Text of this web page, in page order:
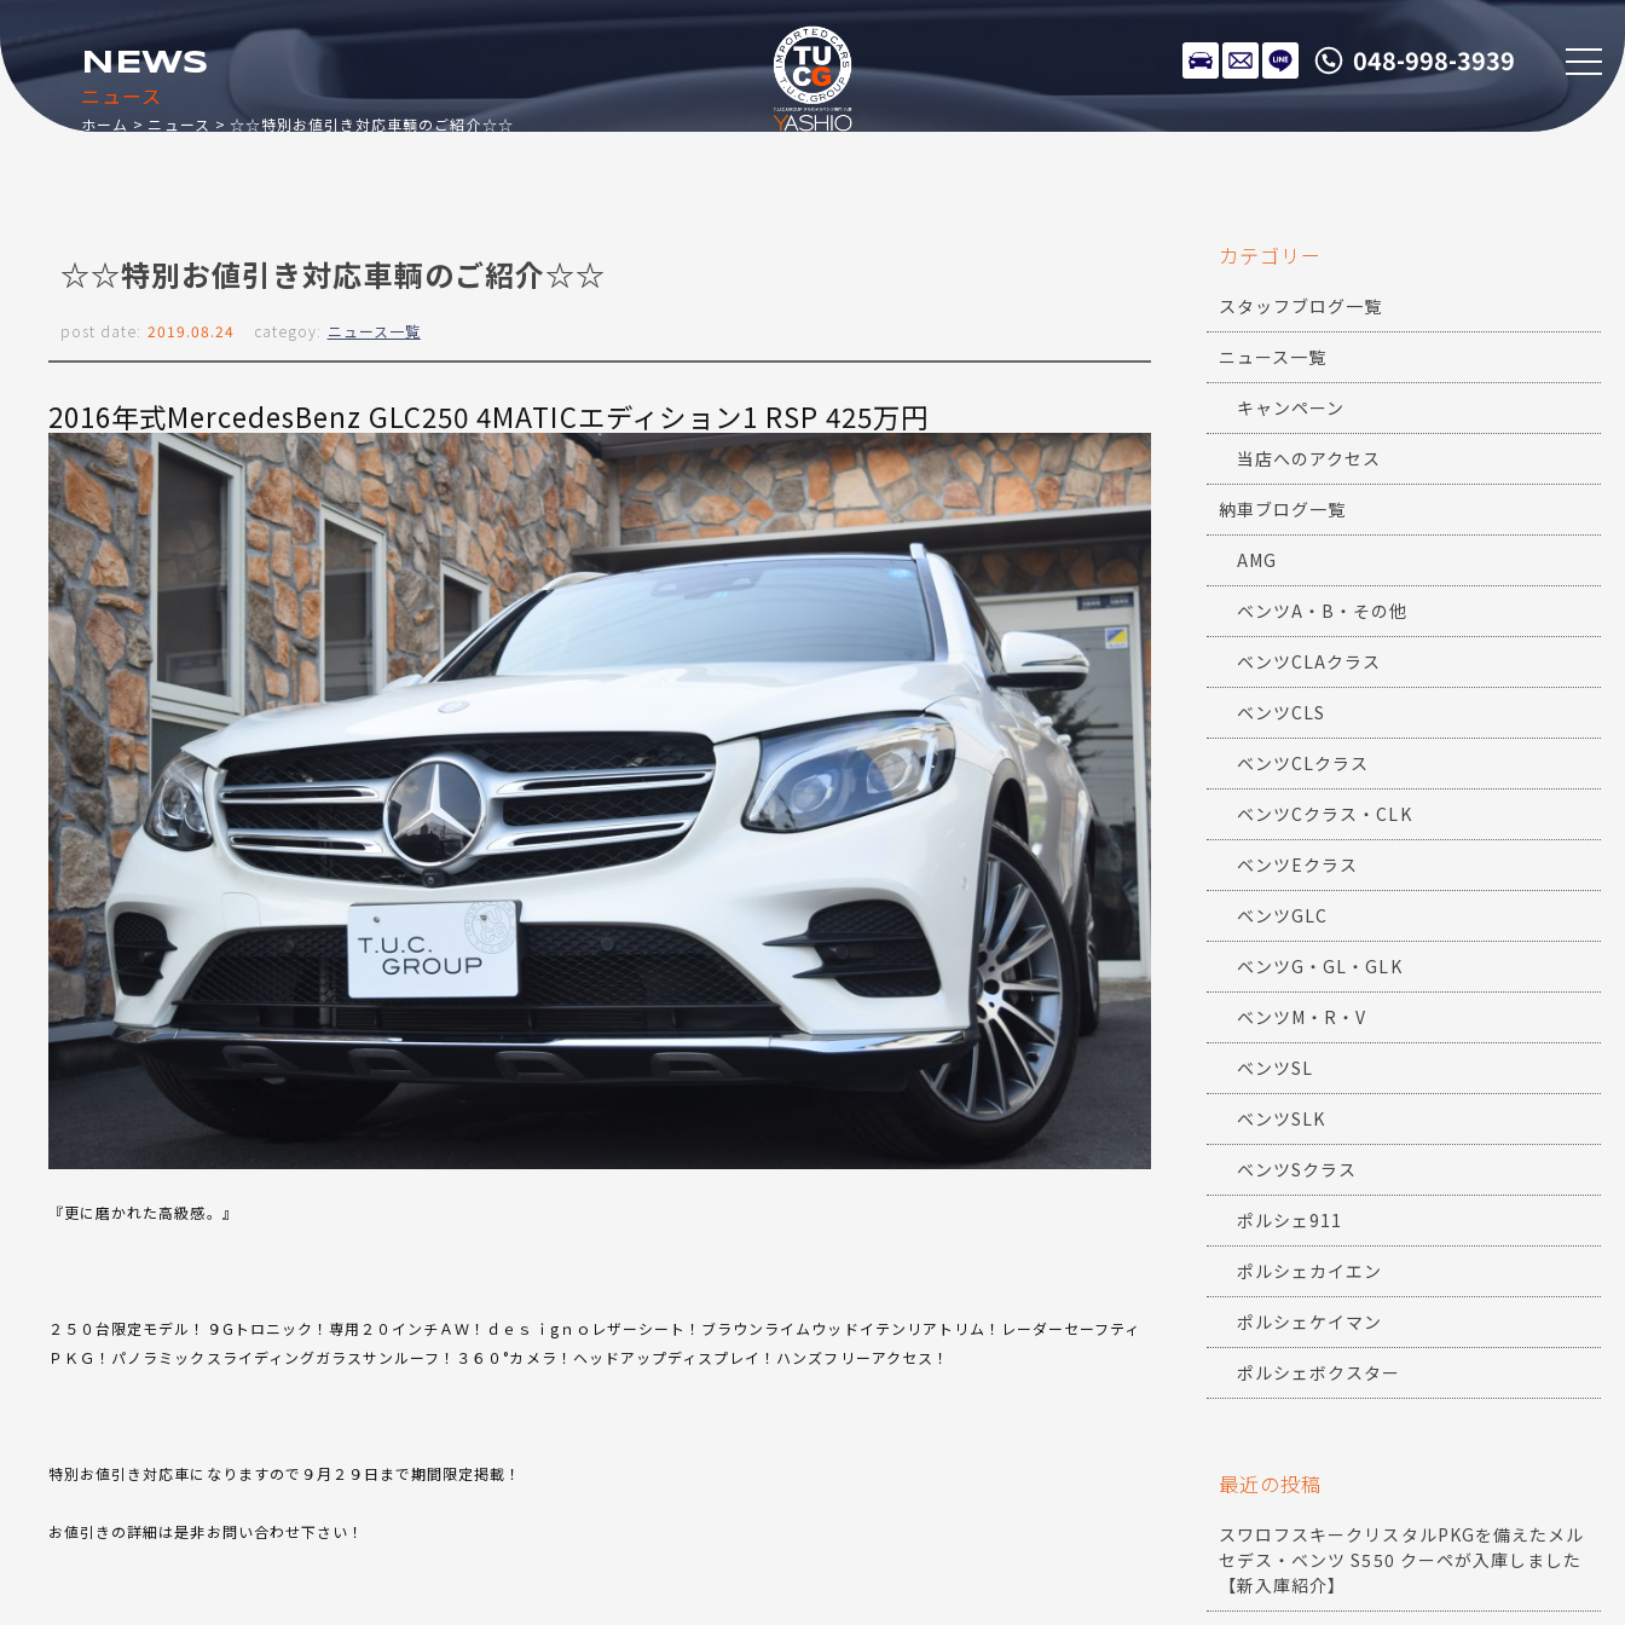
048-998-3939
ニュース
NEWS
ホーム ニュース ☆☆特別お値引き対応車輌のご紹介☆☆
☆☆特別お値引き対応車輌のご紹介☆☆
post date: 2019.08.24 categoy: ニュース一覧
2016年式MercedesBenz GLC250 4MATICエディション1 RSP 425万円
『更に磨かれた高級感。』
２５０台限定モデル！９Gトロニック！専用２０インチＡＷ！ｄｅｓｉgｎｏレザーシート！ブラウンライムウッドイテンリアトリム！レーダーセーフティ
ＰＫＧ！パノラミックスライディングガラスサンルーフ！３６０°カメラ！ヘッドアップディスプレイ！ハンズフリーアクセス！
特別お値引き対応車になりますので９月２９日まで期間限定掲載！
お値引きの詳細は是非お問い合わせ下さい！
カテゴリー
スタッフブログ一覧
ニュース一覧
キャンペーン
当店へのアクセス
納車ブログ一覧
AMG
ベンツA・B・その他
ベンツCLAクラス
ベンツCLS
ベンツCLクラス
ベンツCクラス・CLK
ベンツEクラス
ベンツGLC
ベンツG・GL・GLK
ベンツM・R・V
ベンツSL
ベンツSLK
ベンツSクラス
ポルシェ911
ポルシェカイエン
ポルシェケイマン
ポルシェボクスター
最近の投稿
スワロフスキークリスタルPKGを備えたメル
セデス・ベンツ S550 クーペが入庫しました
【新入庫紹介】